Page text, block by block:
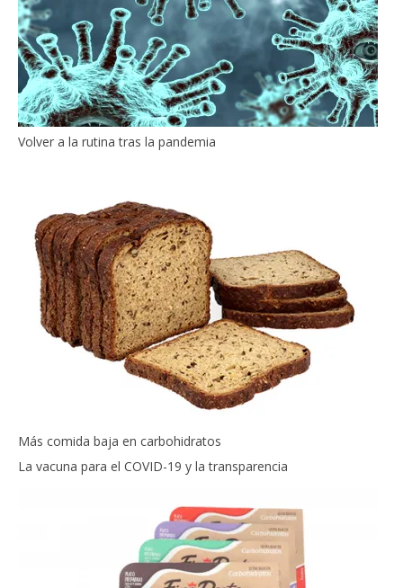
Volver a la rutina tras la pandemia
Más comida baja en carbohidratos
La vacuna para el COVID-19 y la transparencia